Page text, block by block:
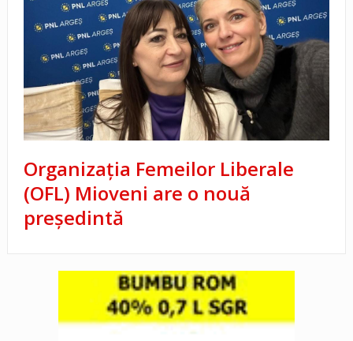
Organizația Femeilor Liberale
(OFL) Mioveni are o nouă
președintă